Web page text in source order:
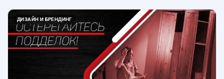
ДИЗАЙН И БРЕНДИНГ